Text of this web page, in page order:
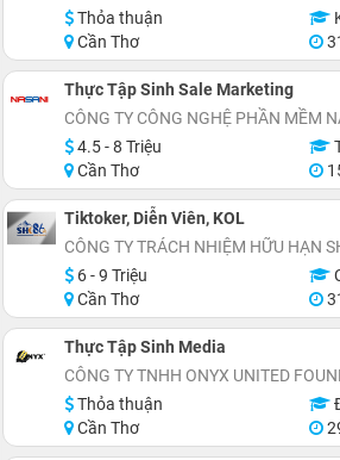
Thỏa thuận
Cần Thơ
Thực Tập Sinh Sale Marketing
CÔNG TY CÔNG NGHỆ PHẦN MỀM
4.5 - 8 Triệu
Cần Thơ
Tiktoker, Diễn Viên, KOL
CÔNG TY TRÁCH NHIỆM HỮU HẠN
6 - 9 Triệu
Cần Thơ
Thực Tập Sinh Media
CÔNG TY TNHH ONYX UNITED
Thỏa thuận
Cần Thơ